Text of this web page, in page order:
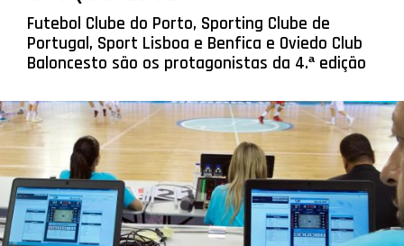
Futebol Clube do Porto, Sporting Clube de
Portugal, Sport Lisboa e Benfica e Oviedo Club
Baloncesto são os protagonistas da 4.ª edição